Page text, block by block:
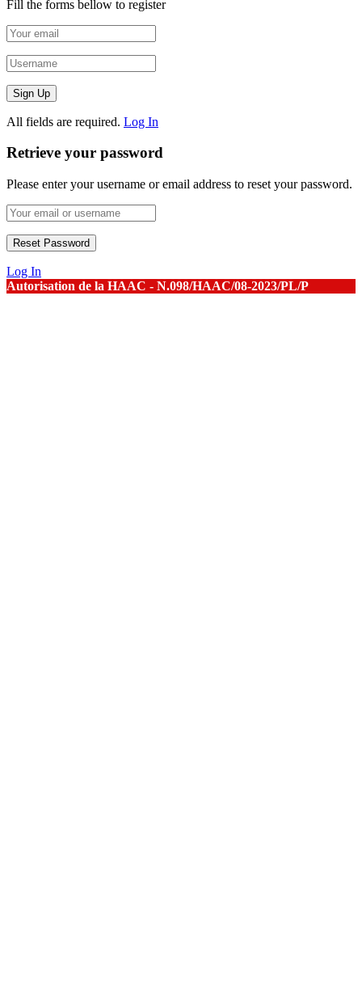
Fill the forms bellow to register
All fields are required. Log In
Retrieve your password
Please enter your username or email address to reset your password.
Log In
Autorisation de la HAAC - N.098/HAAC/08-2023/PL/P